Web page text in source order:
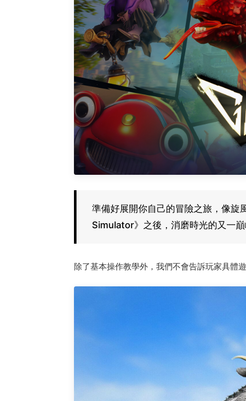
準備好展開你自己的冒險之旅，像旋
Simulator》之後，消磨時光的又一巔
除了基本操作教學外，我們不會告訴玩家具體